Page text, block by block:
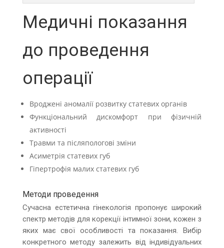
Медичні показання
до проведення
операції
Вроджені аномалії розвитку статевих органів
Функціональний дискомфорт при фізичній
активності
Травми та післяпологові зміни
Асиметрія статевих губ
Гіпертрофія малих статевих губ
Методи проведення
Сучасна естетична гінекологія пропонує широкий
спектр методів для корекції інтимної зони, кожен з
яких має свої особливості та показання. Вибір
конкретного методу залежить від індивідуальних